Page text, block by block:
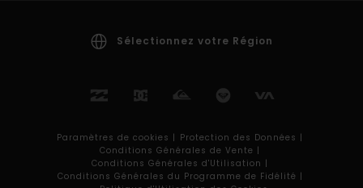
Sélectionnez votre Région
Paramètres de cookies | Protection des Données |
Conditions Générales de Vente |
Conditions Générales d'Utilisation |
Conditions Générales du Programme de Fidélité |